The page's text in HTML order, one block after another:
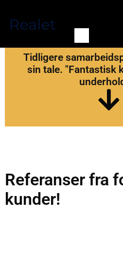
Tidligere
sin tale. "Fantastisk
"Fantastisk
Referanser fra
kunder!